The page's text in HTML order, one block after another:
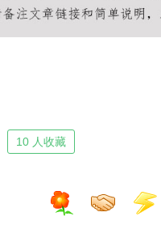
10 人收藏